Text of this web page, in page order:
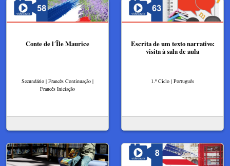
Conte de l´Île Maurice
Secundário | Francês Continuação |
Francês Iniciação
Escrita de um texto narrativo:
visita à sala de aula
1.º Ciclo | Português